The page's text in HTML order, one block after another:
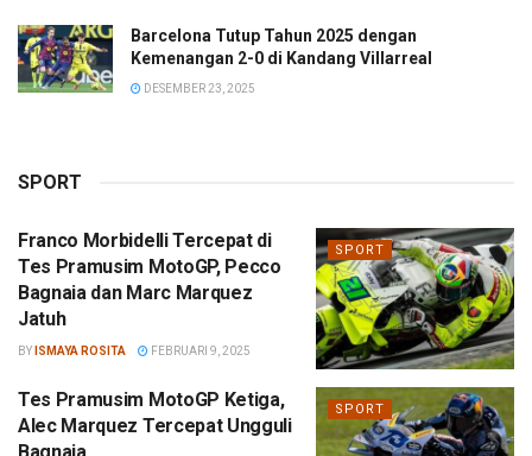
Barcelona Tutup Tahun 2025 dengan
Kemenangan 2-0 di Kandang Villarreal
DESEMBER 23, 2025
SPORT
SPORT
Franco Morbidelli Tercepat di
Tes Pramusim MotoGP, Pecco
Bagnaia dan Marc Marquez
Jatuh
BY ISMAYA ROSITA FEBRUARI 9, 2025
SPORT
Tes Pramusim MotoGP Ketiga,
Alec Marquez Tercepat Ungguli